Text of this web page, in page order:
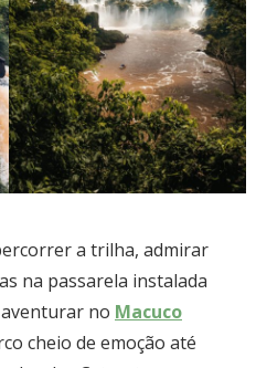
a trilha, admirar
na passarela instalada
no Macuco
cheio de emoção até